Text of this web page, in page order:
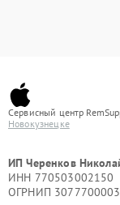
Сервисный центр
Новокузнецке
ИП Черенков
ИНН 770503002150
ОГРНИП